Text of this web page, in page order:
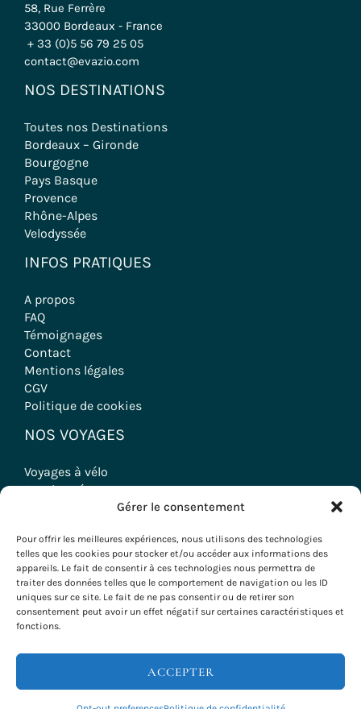
Gérer le consentement
Pour offrir les meilleures expériences, nous utilisons des technologies
telles que les cookies pour stocker et/ou accéder aux informations des
appareils. Le fait de consentir à ces technologies nous permettra de
traiter des données telles que le comportement de navigation ou les ID
uniques sur ce site. Le fait de ne pas consentir ou de retirer son
consentement peut avoir un effet négatif sur certaines caractéristiques et
fonctions.
ACCEPTER
58, Rue Ferrère
33000 Bordeaux - France
+ 33 (0)5 56 79 25 05
contact@evazio.com
NOS DESTINATIONS
Toutes nos Destinations
Bordeaux – Gironde
Bourgogne
Pays Basque
Provence
Rhône-Alpes
Velodyssée
INFOS PRATIQUES
A propos
FAQ
Témoignages
Contact
Mentions légales
CGV
Politique de cookies
NOS VOYAGES
Voyages à vélo
Randonnées
Séjours Oenologiques
Séjours Groupes
Copyright © 2026 Evazio